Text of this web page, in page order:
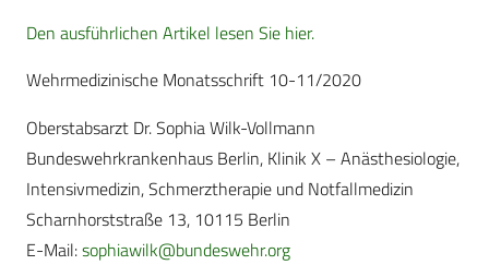
Den ausführlichen Artikel lesen Sie hier.
Wehrmedizinische Monatsschrift 10-11/2020
Oberstabsarzt Dr. Sophia Wilk-Vollmann
Bundeswehrkrankenhaus Berlin, Klinik X – Anästhesiologie,
Intensivmedizin, Schmerztherapie und Notfallmedizin
Scharnhorststraße 13, 10115 Berlin
E-Mail:sophiawilk@bundeswehr.org